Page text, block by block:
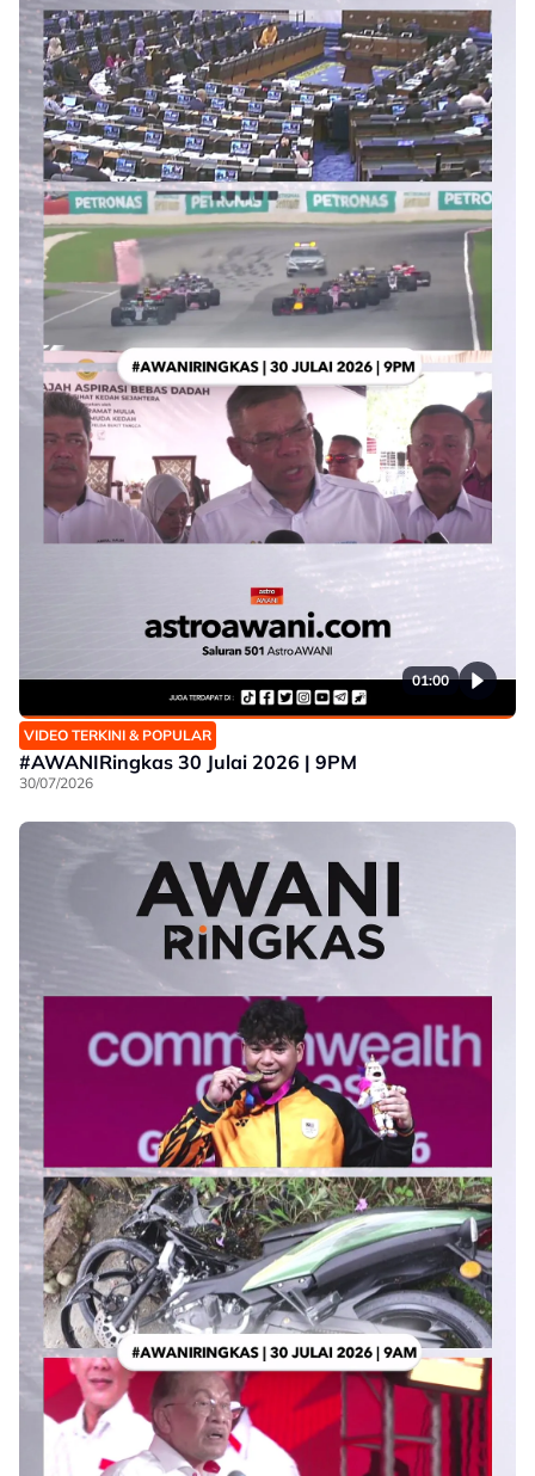
01:00
VIDEO TERKINI & POPULAR
#AWANIRingkas 30 Julai 2026 | 9PM
30/07/2026